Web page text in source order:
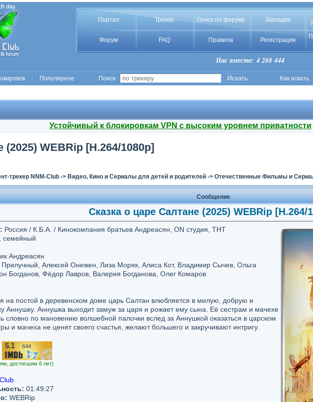
Портал Трекер Поиск по форуму Закладки
Форум FAQ Правила Регистрация
Нас вместе: 4 268 444
Популярное Поиск : Как искать
Устойчивый к блокировкам VPN с высоким уровнем приватности
(2025) WEBRip [H.264/1080p]
трекер NNM-Club-> Видео, Кино и Сериалы для детей и родителей-> Отечественные Фильмы и
Сообщение
Сказка о царе Салтане (2025) WEBRip [H.264/
Россия / К.Б.А. / Кинокомпания братьев Андреасян, ON студия, ТНТ
, семейный
Андреасян
Прилучный, Алексей Онежен, Лиза Моряк, Алиса Кот, Владимир Сычев, Ольга
Богданов, Фёдор Лавров, Валерия Богданова, Олег Комаров
на постой в деревенском доме царь Салтан влюбляется в милую, добрую и
Аннушку. Аннушка выходит замуж за царя и рожает ему сына. Её сестрам и мачехе
словно по мановению волшебной палочки вслед за Аннушкой оказаться в царском
и мачеха не ценят своего счастья, желают большего и закручивают интригу.
5.1/10 644
достигшим 6 лет)
01:49:27
WEBRip